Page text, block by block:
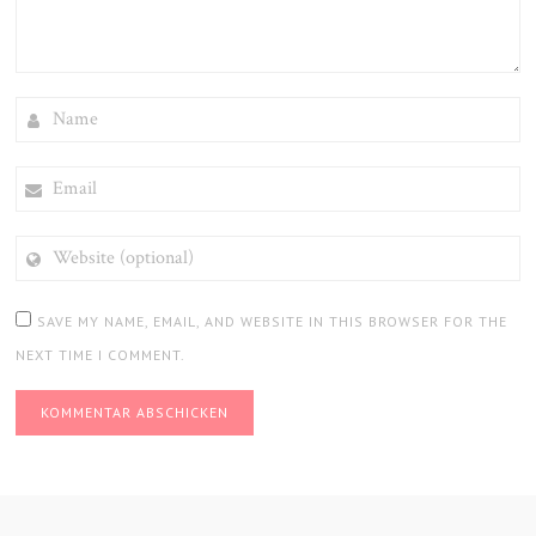
(OPTIONAL)
SAVE MY NAME, EMAIL, AND WEBSITE IN THIS BROWSER FOR THE
NEXT TIME I COMMENT.